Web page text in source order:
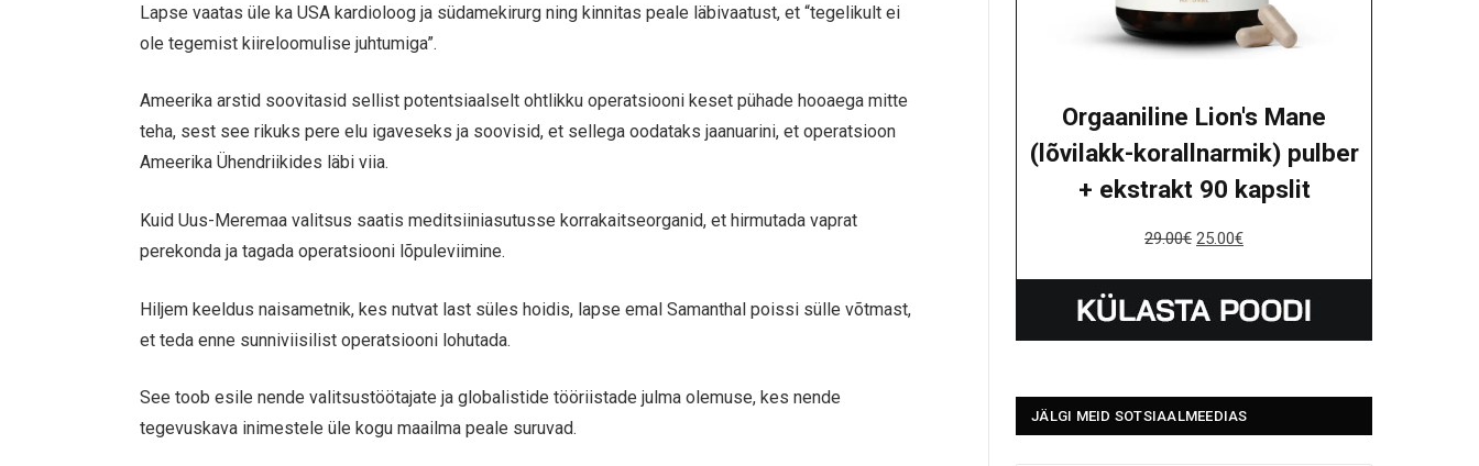
Lapse vaatas üle ka USA kardioloog ja südamekirurg ning kinnitas peale läbivaatust, et “tegelikult ei
ole tegemist kiireloomulise juhtumiga”.
Ameerika arstid soovitasid sellist potentsiaalselt ohtlikku operatsiooni keset pühade hooaega mitte
teha, sest see rikuks pere elu igaveseks ja soovisid, et sellega oodataks jaanuarini, et operatsioon
Ameerika Ühendriikides läbi viia.
Kuid Uus-Meremaa valitsus saatis meditsiiniasutusse korrakaitseorganid, et hirmutada vaprat
perekonda ja tagada operatsiooni lõpuleviimine.
Hiljem keeldus naisametnik, kes nutvat last süles hoidis, lapse emal Samanthal poissi sülle võtmast,
et teda enne sunniviisilist operatsiooni lohutada.
See toob esile nende valitsustöötajate ja globalistide tööriistade julma olemuse, kes nende
tegevuskava inimestele üle kogu maailma peale suruvad.
Orgaaniline Lion's Mane
(lõvilakk-korallnarmik) pulber
+ ekstrakt 90 kapslit
29.00€ 25.00€
JÄLGI MEID SOTSIAALMEEDIAS